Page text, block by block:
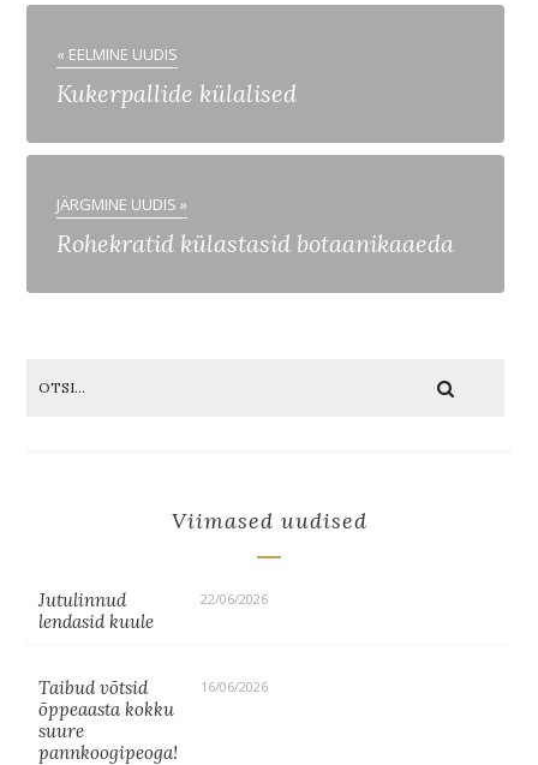
« EELMINE UUDIS
Kukerpallide külalised
JÄRGMINE UUDIS »
Rohekratid külastasid botaanikaaeda
Viimased uudised
Jutulinnud
lendasid kuule
22/06/2026
Taibud võtsid
õppeaasta kokku
suure
pannkoogipeoga!
16/06/2026